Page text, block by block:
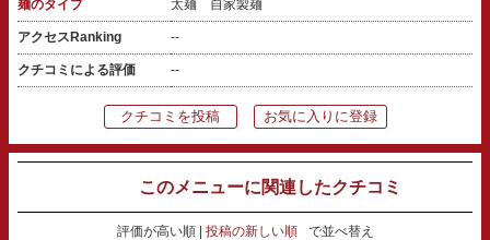
麺のタイプ 太麺 自家製麺
アクセスRanking --
クチコミによる評価 --
クチコミを投稿 お気に入りに登録
このメニューに関連したクチコミ
評価が高い順 投稿の新しい順 で並べ替え